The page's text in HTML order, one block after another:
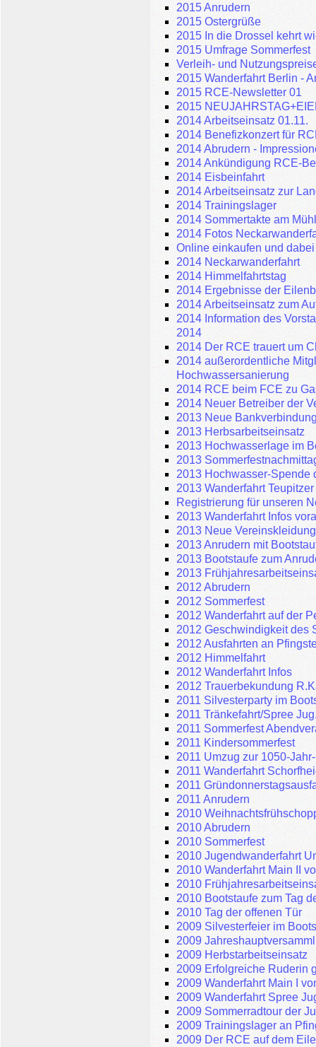
2015 Anrudern
2015 Ostergrüße
2015 In die Drossel kehrt
2015 Umfrage Sommerfest
Verleih- und
2015 Wanderfahrt Berlin -
2015 RCE-Newsletter 01
2015
2014 Arbeitseinsatz 01.11.
2014 Benefizkonzert für
2014 Abrudern -
2014 Ankündigung RCE-
2014 Eisbeinfahrt
2014 Arbeitseinsatz zur
2014 Trainingslager
2014 Sommertakte am
2014 Fotos
Online einkaufen und
2014 Neckarwanderfahrt
2014 Himmelfahrtstag
2014 Ergebnisse der
2014 Arbeitseinsatz zum
2014 Information des
2014
2014 Der RCE trauert um
2014 außerordentliche
Hochwassersanierung
2014 RCE beim FCE zu
2014 Neuer Betreiber der
2013 Neue
2013 Herbsarbeitseinsatz
2013 Hochwasserlage im
2013
2013 Hochwasser-Spende
2013 Wanderfahrt
Registrierung für unseren
2013 Wanderfahrt Infos
2013 Neue
2013 Anrudern mit
2013 Bootstaufe zum
2013
2012 Abrudern
2012 Sommerfest
2012 Wanderfahrt auf der
2012 Geschwindigkeit des
2012 Ausfahrten an
2012 Himmelfahrt
2012 Wanderfahrt Infos
2012 Trauerbekundung
2011 Silvesterparty im
2011 Tränkefahrt/Spree
2011 Sommerfest
2011 Kindersommerfest
2011 Umzug zur 1050-
2011 Wanderfahrt
2011
2011 Anrudern
2010
2010 Abrudern
2010 Sommerfest
2010 Jugendwanderfahrt
2010 Wanderfahrt Main II
2010
2010 Bootstaufe zum Tag
2010 Tag der offenen Tür
2009 Silvesterfeier im
2009
2009 Herbstarbeitseinsatz
2009 Erfolgreiche Ruderin
2009 Wanderfahrt Main I
2009 Wanderfahrt Spree
2009 Sommerradtour der
2009 Trainingslager an
2009 Der RCE auf dem